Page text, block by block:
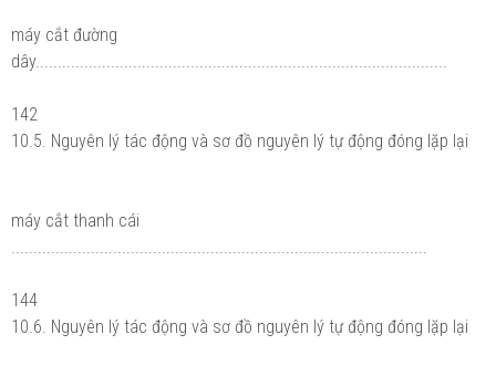
máy cắt đường
dây.............................................................................................
142
10.5. Nguyên lý tác động và sơ đồ nguyên lý tự động đóng lặp lại
máy cắt thanh cái
144
10.6. Nguyên lý tác động và sơ đồ nguyên lý tự động đóng lặp lại